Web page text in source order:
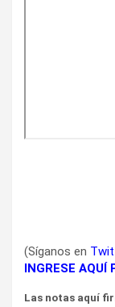
(Síganos en
INGRESE AQUÍ
Las notas aquí